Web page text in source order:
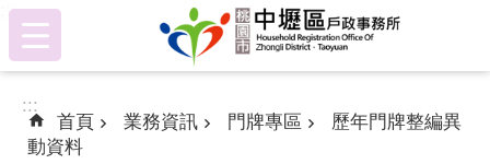
跳到主要內容區塊
:::
:::
首頁 業務資訊 門牌專區
歷年門牌整編異
動資料